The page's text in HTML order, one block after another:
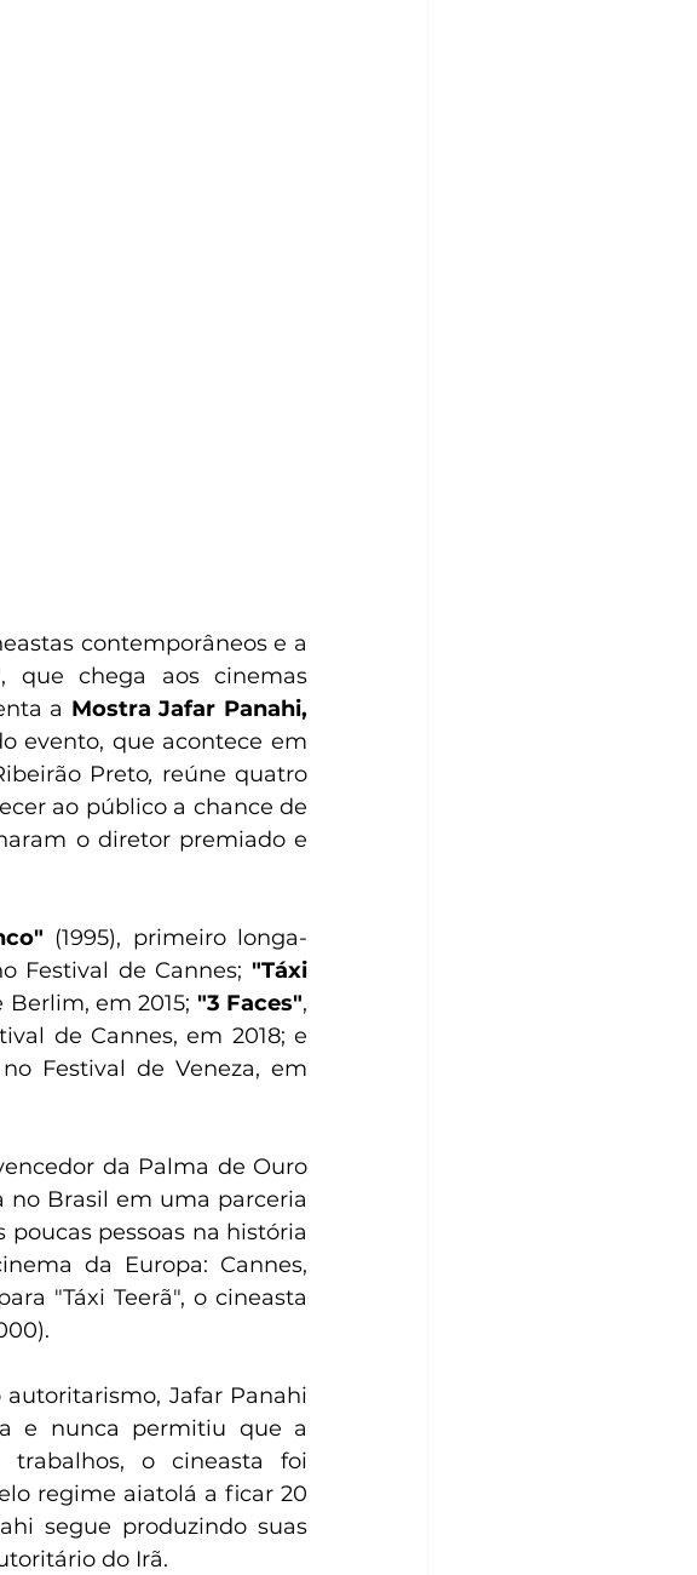
contemporâneos e a
, que chega aos cinemas
a
evento, que acontece em
Preto, reúne quatro
ao público a chance de
o diretor premiado e
(1995), primeiro longa-
Festival de Cannes; "Táxi
em 2015; "3 Faces",
Festival de Veneza, em
da Palma de Ouro
no Brasil em uma parceria
pessoas na história
da Europa: Cannes,
"Táxi Teerã", o cineasta
Jafar Panahi
e nunca permitiu que a
o cineasta foi
regime aiatolá a ficar 20
segue produzindo suas
do Irã.